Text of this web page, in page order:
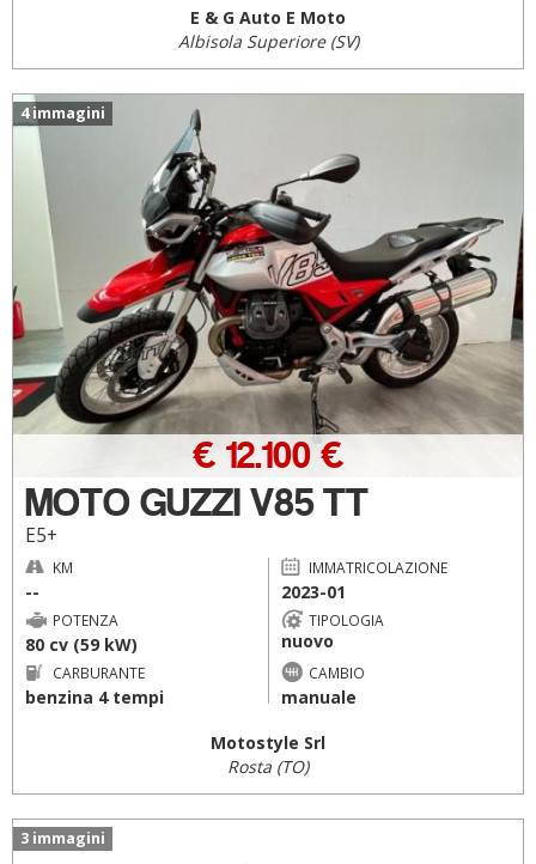
E & G Auto E Moto
Albisola Superiore (SV)
4 immagini
MOTO GUZZI V85 TT
E5+
€ 12.100 €
KM
--
IMMATRICOLAZIONE
2023-01
POTENZA
80 cv (59 kW)
TIPOLOGIA
nuovo
CARBURANTE
benzina 4 tempi
CAMBIO
manuale
Motostyle Srl
Rosta (TO)
3 immagini